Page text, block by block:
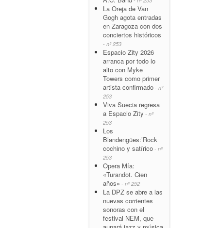
La Oreja de Van
Gogh agota entradas
en Zaragoza con dos
conciertos históricos
- nº 253
Espacio Zity 2026
arranca por todo lo
alto con Myke
Towers como primer
artista confirmado - nº
253
Viva Suecia regresa
a Espacio Zity - nº
253
Los
Blandengües:’Rock
cochino y satírico - nº
253
Opera Mía:
«Turandot. Cien
años» - nº 252
La DPZ se abre a las
nuevas corrientes
sonoras con el
festival NEM, que